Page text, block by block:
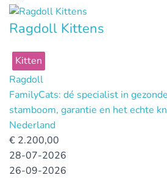
Ragdoll Kittens
Kitten
Ragdoll
FamilyCats: dé specialist in
stamboom, garantie en het echte
Nederland
€ 2.200,00
28-07-2026
26-09-2026